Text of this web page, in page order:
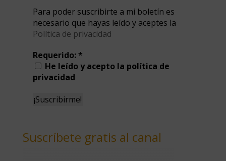
Para poder suscribirte a mi boletín es
necesario que hayas leído y aceptes la
Política de privacidad
Requerido:*
He leído y acepto la política de
privacidad
Suscríbete gratis al canal